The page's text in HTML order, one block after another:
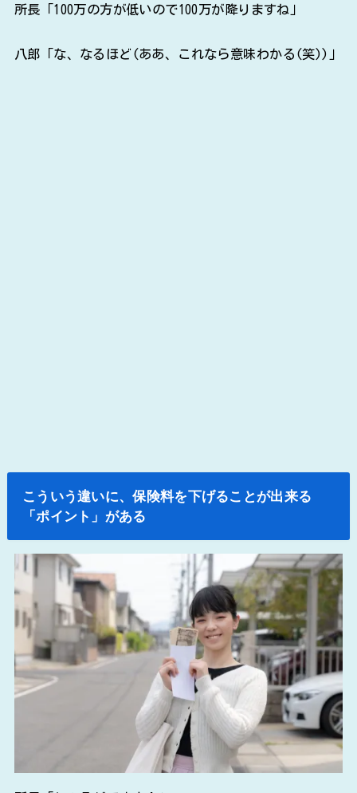
所長「100万の方が低いので100万が降りますね」
八郎「な、なるほど(ああ、これなら意味わかる(笑))」
こういう違いに、保険料を下げることが出来る
「ポイント」がある